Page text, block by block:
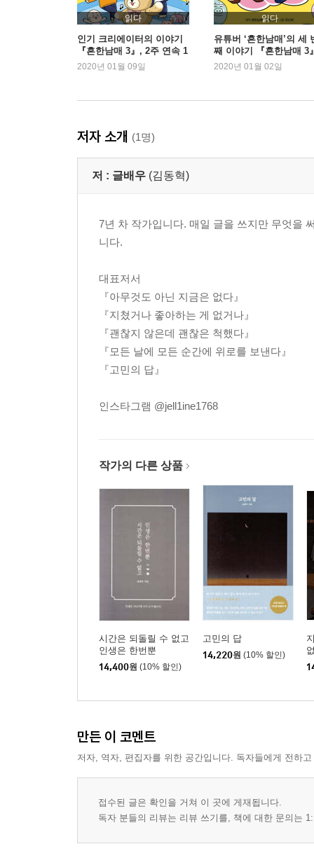
여행의 필요성
멀리 가기 위해
가장 듣고 싶었던 말
당신은
2부 너무 참기만 하느라 지쳐버린 당신에게
모든 사랑에 끝은 있다
누군가를 진심으로 사랑했던 경험은
외로운 이유
신경질적으로 자꾸 변해가는 이유
내가 지금 행복하지 않다면
자존감이 낮으면
당신이 당신을 아무 가치 없게 보지 않기를
사랑을 준다는 건
좋은 관계는
잘해줄수룩
오래 함께 하고 싶은 사람
3부 내가 좋아하는 게 가장 나 다운 것
나를 사랑하지 않으면
자존감이 낮을수록 하기 어려운 것
읽다
인기 크리에이터의 이야기
『흔한남매 3』, 2주 연속 1
위
2020년 01월 09일
읽다
유튜버 ‘흔한남매’의 세
째 이야기 『흔한남매 3
위 등극
2020년 01월 02일
저자 소개 (1명)
저 : 글배우 (김동혁)
7년 차 작가입니다. 매일 글을 쓰지만 무엇을
니다.
대표저서
『아무것도 아닌 지금은 없다』
『지쳤거나 좋아하는 게 없거나』
『괜찮지 않은데 괜찮은 척했다』
『모든 날에 모든 순간에 위로를 보낸다』
『고민의 답』
인스타그램 @jell1ine1768
작가의 다른 상품
시간은 되돌릴 수 없고
인생은 한번뿐
14,400원 (10% 할인)
고민의 답
14,220원 (10% 할인)
만든 이 코멘트
저자, 역자, 편집자를 위한 공간입니다. 독자들에게 전하
접수된 글은 확인을 거쳐 이 곳에 게재됩니다.
독자 분들의 리뷰는 리뷰 쓰기를, 책에 대한 문의는